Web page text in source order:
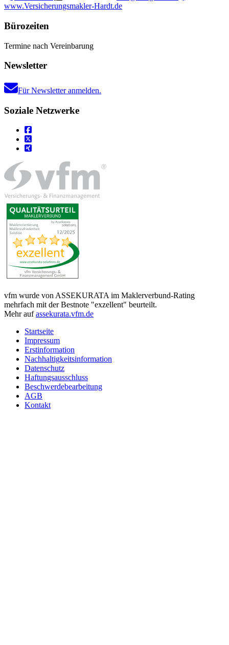
www.Versicherungsmakler-Hardt.de
Bürozeiten
Termine nach Vereinbarung
Newsletter
Für Newsletter anmelden.
Soziale Netzwerke
vfm wurde von ASSEKURATA im Maklerverbund-Rating
mehrfach mit der Bestnote "exzellent" beurteilt.
Mehr aufassekurata.vfm.de
Startseite
Impressum
Erstinformation
Nachhaltigkeitsinformation
Datenschutz
Haftungsausschluss
Beschwerdebearbeitung
AGB
Kontakt